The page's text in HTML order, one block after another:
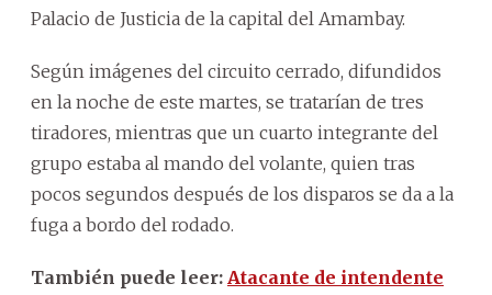
Palacio de Justicia de la capital del Amambay.
Según imágenes del circuito cerrado, difundidos
en la noche de este martes, se tratarían de tres
tiradores, mientras que un cuarto integrante del
grupo estaba al mando del volante, quien tras
pocos segundos después de los disparos se da a la
fuga a bordo del rodado.
También puede leer: Atacante de intendente